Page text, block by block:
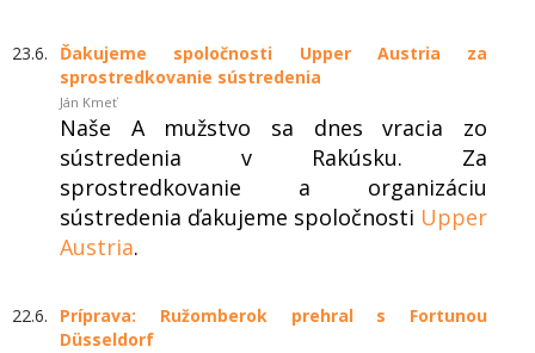
23.6.
Ďakujeme spoločnosti Upper Austria za
sprostredkovanie sústredenia
Ján Kmeť
Naše A mužstvo sa dnes vracia zo
sústredenia v Rakúsku. Za
sprostredkovanie a organizáciu
sústredenia ďakujeme spoločnosti Upper
Austria.
22.6.
Príprava: Ružomberok prehral s Fortunou
Düsseldorf